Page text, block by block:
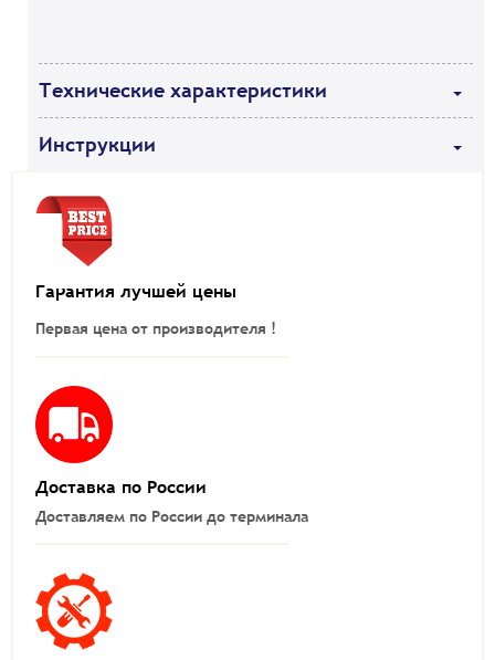
Технические характеристики
Инструкции
Гарантия лучшей цены
Первая цена от производителя !
Доставка по России
Доставляем по России до терминала